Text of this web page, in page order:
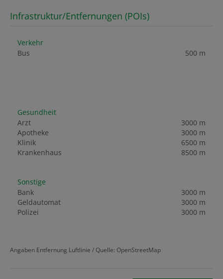
Infrastruktur/Entfernungen (POIs)
Verkehr
Bus
500 m
Gesundheit
Arzt
3000 m
Apotheke
3000 m
Klinik
6500 m
Krankenhaus
8500 m
Sonstige
Bank
3000 m
Geldautomat
3000 m
Polizei
3000 m
Angaben Entfernung Luftlinie / Quelle: OpenStreetMap